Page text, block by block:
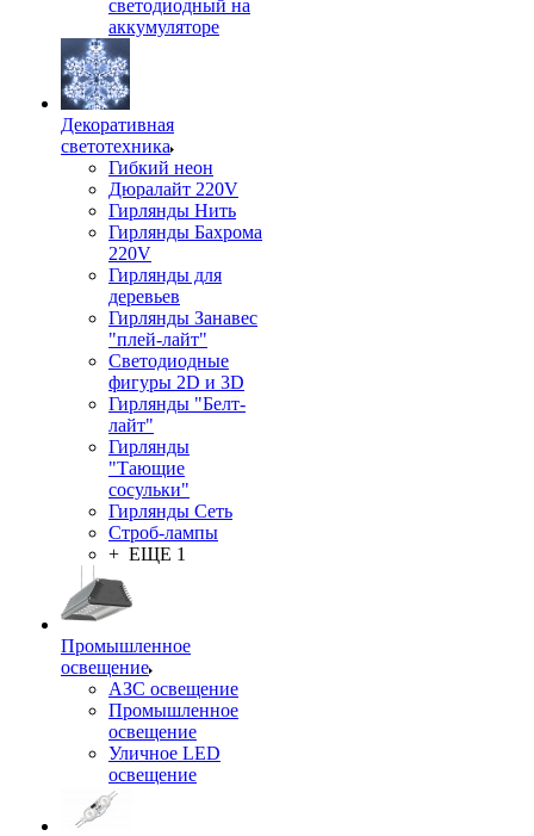
светодиодный на
аккумуляторе
Декоративная
светотехника
Гибкий неон
Дюралайт 220V
Гирлянды Нить
Гирлянды Бахрома
220V
Гирлянды для
деревьев
Гирлянды Занавес
"плей-лайт"
Светодиодные
фигуры 2D и 3D
Гирлянды "Белт-
лайт"
Гирлянды
"Тающие
сосульки"
Гирлянды Сеть
Строб-лампы
+ ЕЩЕ 1
Промышленное
освещение
АЗС освещение
Промышленное
освещение
Уличное LED
освещение